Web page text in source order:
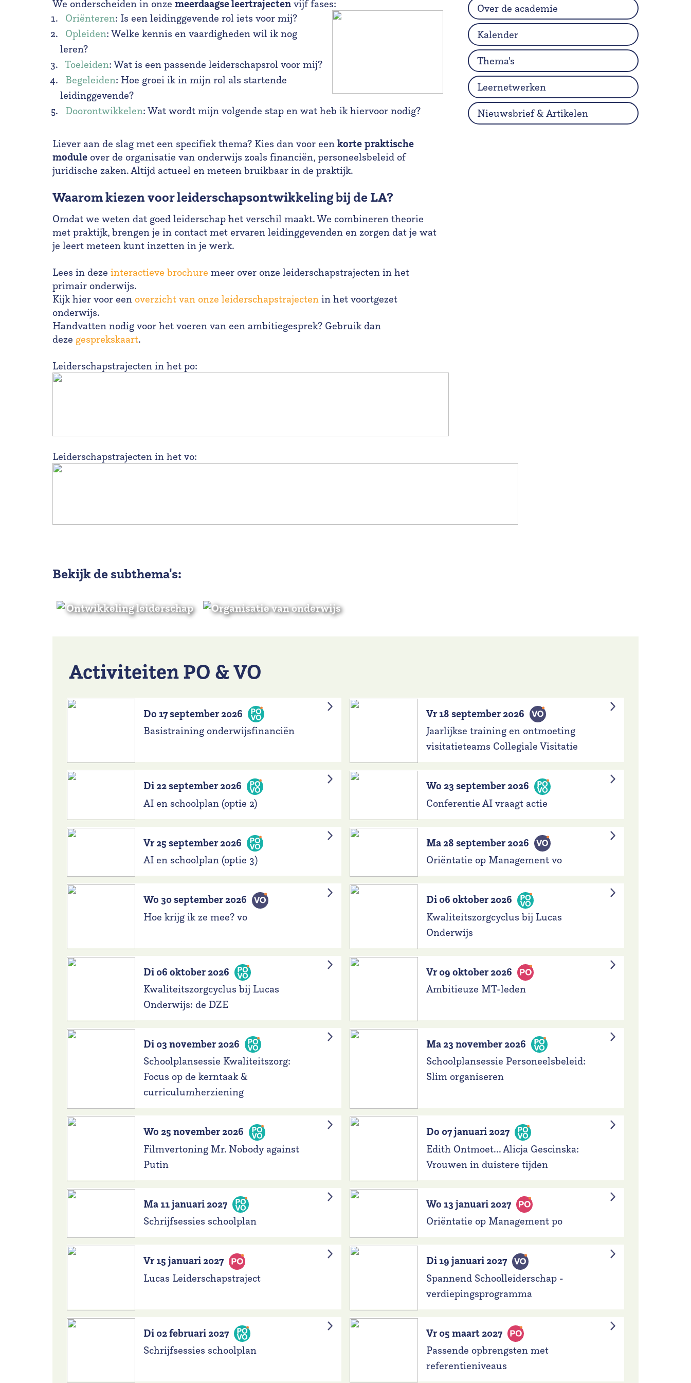
We onderscheiden in onze meerdaagse leertrajecten vijf fases:
Oriënteren: Is een leidinggevende rol iets voor mij?
Opleiden: Welke kennis en vaardigheden wil ik nog
leren?
Toeleiden: Wat is een passende leiderschapsrol voor mij?
Begeleiden: Hoe groei ik in mijn rol als startende
leidinggevende?
Doorontwikkelen: Wat wordt mijn volgende stap en wat heb ik hiervoor nodig?
Liever aan de slag met een specifiek thema? Kies dan voor een kortepraktische
module over de organisatie van onderwijs zoals financiën, personeelsbeleid of
juridische zaken. Altijd actueel en meteen bruikbaar in de praktijk.
Waarom kiezen voor leiderschapsontwikkeling bij de LA?
Omdat we weten dat goed leiderschap het verschil maakt. We combineren theorie
met praktijk, brengen je in contact met ervaren leidinggevenden en zorgen dat je wat
je leert meteen kunt inzetten in je werk.
Lees in deze interactieve brochure meer over onze leiderschapstrajecten in het
primair onderwijs.
Kijk hier voor een overzicht van onze leiderschapstrajecten in het voortgezet
onderwijs.
Handvatten nodig voor het voeren van een ambitiegesprek? Gebruik dan
deze gesprekskaart.
Leiderschapstrajecten in het po:
Leiderschapstrajecten in het vo:
Bekijk de subthema's:
Ontwikkeling leiderschap Organisatie van onderwijs
Activiteiten PO & VO
Do 17 september 2026
Basistraining onderwijsfinanciën
Vr 18 september 2026
Jaarlijkse training en ontmoeting
visitatieteams Collegiale Visitatie
Di 22 september 2026
AI en schoolplan (optie 2)
Wo 23 september 2026
Conferentie AI vraagt actie
Vr 25 september 2026
AI en schoolplan (optie 3)
Ma 28 september 2026
Oriëntatie op Management vo
Wo 30 september 2026
Hoe krijg ik ze mee? vo
Di 06 oktober 2026
Kwaliteitszorgcyclus bij Lucas
Onderwijs
Di 06 oktober 2026
Kwaliteitszorgcyclus bij Lucas
Onderwijs: de DZE
Vr 09 oktober 2026
Ambitieuze MT-leden
Di 03 november 2026
Schoolplansessie Kwaliteitszorg:
Focus op de kerntaak &
curriculumherziening
Ma 23 november 2026
Schoolplansessie Personeelsbeleid:
Slim organiseren
Wo 25 november 2026
Filmvertoning Mr. Nobody against
Putin
Do 07 januari 2027
Edith Ontmoet... Alicja Gescinska:
Vrouwen in duistere tijden
Ma 11 januari 2027
Schrijfsessies schoolplan
Wo 13 januari 2027
Oriëntatie op Management po
Vr 15 januari 2027
Lucas Leiderschapstraject
Di 19 januari 2027
Spannend Schoolleiderschap -
verdiepingsprogramma
Di 02 februari 2027
Schrijfsessies schoolplan
Vr 05 maart 2027
Passende opbrengsten met
referentieniveaus
Over de academie
Kalender
Thema's
Leernetwerken
Nieuwsbrief & Artikelen